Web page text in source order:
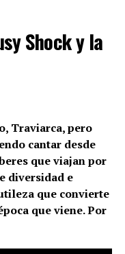
Shock y la
Traviarca, pero
cantar desde
que viajan por
diversidad e
que convierte
que viene. Por